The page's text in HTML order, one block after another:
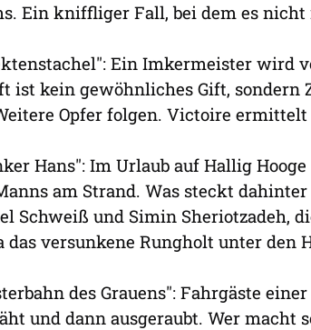
Ein kniffliger Fall, bei dem es
Ein Imkermeister wird
ist kein gewöhnliches Gift, sondern
Opfer folgen. Victoire
Hans": Im Urlaub auf Hallig
am Strand. Was steckt
Schweiß und Simin Sheriotzadeh,
versunkene Rungholt unter den
des Grauens": Fahrgäste
und dann ausgeraubt. Wer macht